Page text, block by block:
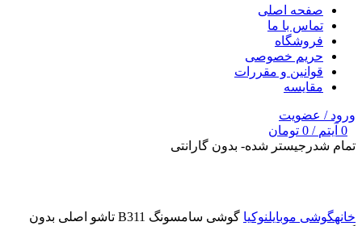
صفحه اصلی
تماس با ما
فروشگاه
حریم خصوصی
قوانین و مقررات
مقایسه
ورود / عضویت
0 آیتم /
0 تومان
تمام شدرجیستر شده- بدون گارانتی
خانهگوشی موبایلنوکیا
گوشی سامسونگ B311 تاشو اصلی بدون